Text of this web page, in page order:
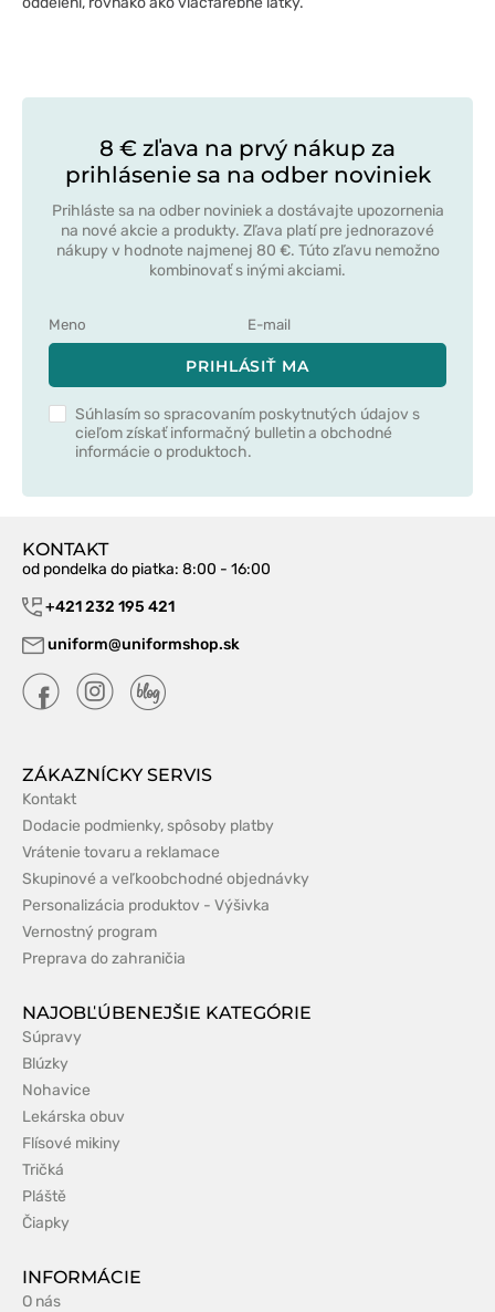
8 € zľava na prvý nákup za
prihlásenie sa na odber noviniek
Prihláste sa na odber noviniek a dostávajte upozornenia
na nové akcie a produkty. Zľava platí pre jednorazové
nákupy v hodnote najmenej 80 €. Túto zľavu nemožno
kombinovať s inými akciami.
PRIHLÁSIŤ MA
Súhlasím so spracovaním poskytnutých údajov s
cieľom získať informačný bulletin a obchodné
informácie o produktoch.
KONTAKT
od pondelka do piatka: 8:00 - 16:00
+421 232 195 421
uniform@uniformshop.sk
ZÁKAZNÍCKY SERVIS
Kontakt
Dodacie podmienky, spôsoby platby
Vrátenie tovaru a reklamace
Skupinové a veľkoobchodné objednávky
Personalizácia produktov - Výšivka
Vernostný program
Preprava do zahraničia
NAJOBĽÚBENEJŠIE KATEGÓRIE
Súpravy
Blúzky
Nohavice
Lekárska obuv
Flísové mikiny
Tričká
Pláště
Čiapky
INFORMÁCIE
O nás